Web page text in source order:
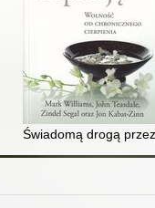
na uważności : nowa
Świadomą drogą